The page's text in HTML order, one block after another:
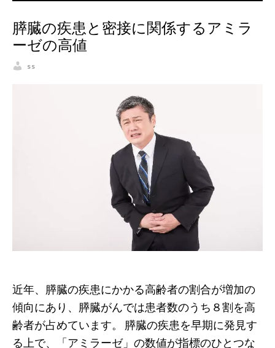
膵臓の疾患と密接に関係するアミラ
ーゼの高値
ss
近年、膵臓の疾患にかかる高齢者の割合が増加の
傾向にあり、膵臓がんでは患者数のうち８割を高
齢者が占めています。 膵臓の疾患を早期に発見す
る上で、「アミラーゼ」の数値が指標のひとつな